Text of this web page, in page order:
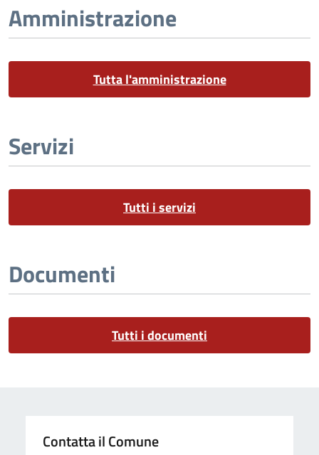
Amministrazione
Tutta l'amministrazione
Servizi
Tutti i servizi
Documenti
Tutti i documenti
Contatta il Comune